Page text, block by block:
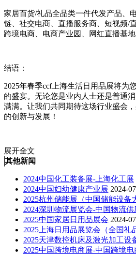
家居百货/礼品全品类一件代发产品、
链、社交电商、直播服务商、短视频/
跨境电商、电商产业园、网红直播基地
结语：
2025年春季ccf上海生活日用品展将为
的盛宴。无论您是业内人士还是普通
满满。让我们共同期待这场行业盛会
的创新与发展！
展开全文
其他新闻
2024中国化工装备展-上海化工展
2024中国妇幼健康产业展 2024-
2025杭州储能展（中国储能设备
2024深圳物流展览会-中国物流
2025中国家居日用品展会 2024-
2025上海日用品展览会（全国礼
2025天津数控机床及激光加工设
2025中国跨境电商展-中国跨境